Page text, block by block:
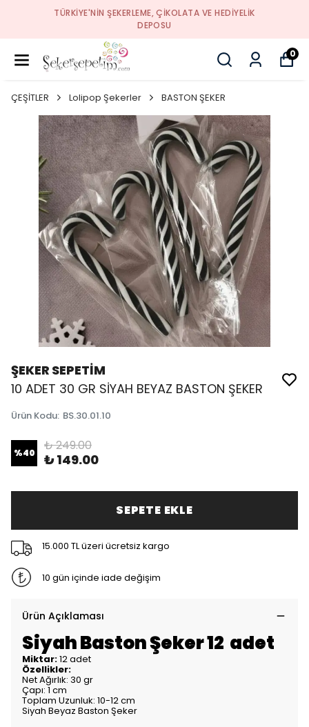
TÜRKIYE'NIN ŞEKERLEME, ÇIKOLATA VE HEDIYELIK
DEPOSU
0
ÇEŞİTLER Lolipop Şekerler BASTON ŞEKER
ŞEKER SEPETİM
10 ADET 30 GR SİYAH BEYAZ BASTON ŞEKER
Ürün Kodu: BS.30.01.10
%40 ₺ 249.00
₺ 149.00
SEPETE EKLE
15.000 TL üzeri ücretsiz kargo
10 gün içinde iade değişim
Ürün Açıklaması
Siyah Baston Şeker 12 adet
Miktar:12 adet
Özellikler:
Net Ağırlık: 30 gr
Çapı: 1 cm
Toplam Uzunluk: 10-12 cm
Siyah Beyaz Baston Şeker